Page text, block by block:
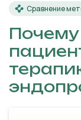
Сравнение